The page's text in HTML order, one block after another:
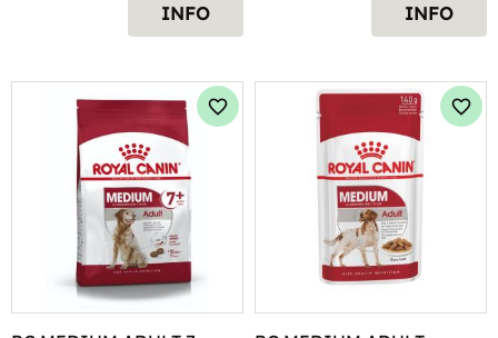
INFO INFO
Lägg till i favoriter